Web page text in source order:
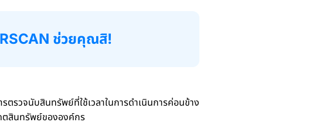
ช่วยคุณสิ!
รวจนับสินทรัพย์ที่ใช้เวลาในการดำเนินการค่อนข้าง
ตสินทรัพย์ขององค์กร